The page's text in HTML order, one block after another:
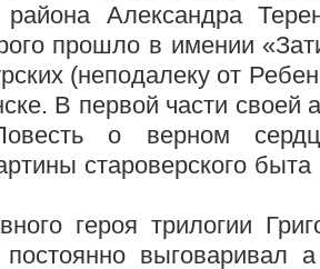
района Александра
прошло в имении
(неподалеку от
В первой части своей
о верном
староверского
героя трилогии
постоянно выговаривал